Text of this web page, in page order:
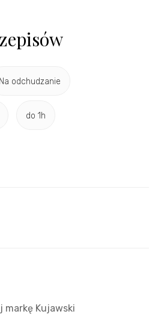
Na odchudzanie
do 1h
markę Kujawski